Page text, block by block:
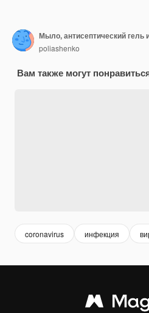
Мыло, антисептический гель
poliashenko
Вам также могут
coronavirus инфекция